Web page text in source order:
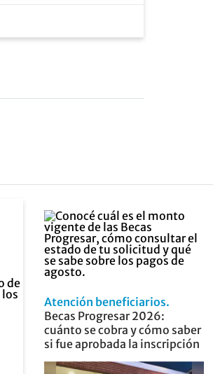
Atención beneficiarios
Becas Progresar 2026:
cuánto se cobra y cómo saber
si fue aprobada la inscripción